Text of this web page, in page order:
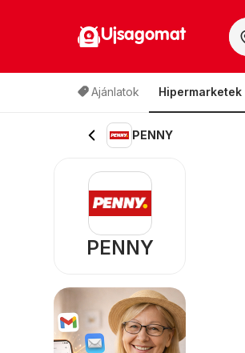
Ujsagomat
Ajánlatok Hipermarketek
PENNY
PENNY